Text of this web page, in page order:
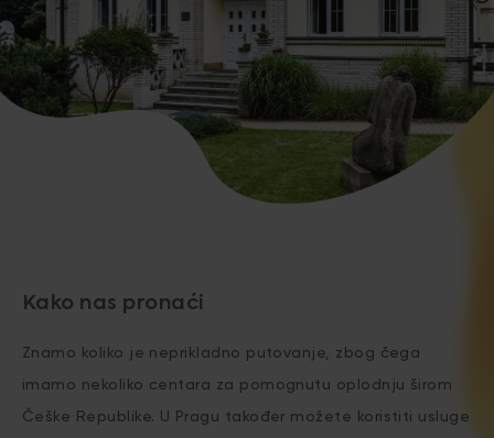
Kako nas pronaći
Znamo koliko je neprikladno putovanje, zbog čega
imamo nekoliko centara za pomognutu oplodnju širom
Češke Republike. U Pragu također možete koristiti usluge